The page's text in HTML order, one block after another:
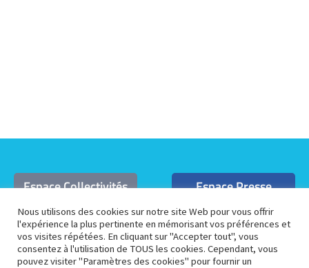
Espace Collectivités Espace Presse
Espace Pédagogique Espace Membre
Nous utilisons des cookies sur notre site Web pour vous offrir
l'expérience la plus pertinente en mémorisant vos préférences et
vos visites répétées. En cliquant sur "Accepter tout", vous
consentez à l'utilisation de TOUS les cookies. Cependant, vous
pouvez visiter "Paramètres des cookies" pour fournir un